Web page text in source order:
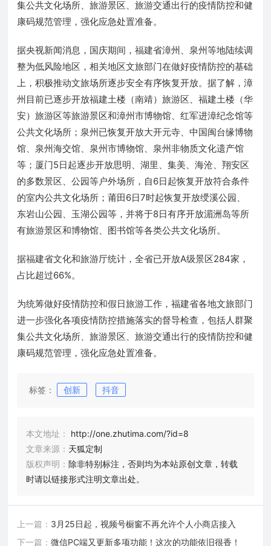
集公共文化场所、旅游景区、旅游交通出行的疫情防控和健
康码规范管理，强化应急处置准备。
据央视新闻消息，国庆期间，福建省漳州、泉州等地陆续调
整为低风险地区，相关地区文旅部门在做好疫情防控的基础
上，积极推动文旅场所逐步安全有序恢复开放。据了解，漳
州目前已逐步开放福建土楼（南靖）旅游区、福建土楼（华
安）旅游区等旅游景区和漳州市博物馆、红军进漳纪念馆等
公共文化场所；泉州已恢复开放大开元寺、中国闽台缘博物
馆、泉州海交馆、泉州市博物馆、泉州非物质文化遗产馆
等；厦门5日起逐步开放思明、湖里、集美、海沧、翔安区
的多数景区、公园等户外场所，自6日起恢复开放符合条件
的室内公共文化场所；莆田6日7时起恢复开放绶溪公园、
东岩山公园、玉湖公园等，并将于8日有序开放湄洲岛等所
有旅游景区和博物馆、图书馆等各类公共文化场所。
据福建省文化和旅游厅统计，全省已开放A级景区284家，
占比超过66%。
为统筹做好疫情防控和假日旅游工作，福建省各地文旅部门
进一步强化各项疫情防控措施落实的督导检查，包括人群聚
集公共文化场所、旅游景区、旅游交通出行的疫情防控和健
康码规范管理，强化应急处置准备。
标签： 创新 抖音
本文地址：
http://one.zhutima.com/?id=8
文章来源： 天狐定制
版权声明： 除非特别标注，否则均为本站原创文章，转载
时请以链接形式注明文章出处。
上一篇： 3月25日起，视频号橱窗不再允许个人小商店接入
下一篇： 微信PC端又更新多项功能！这次的功能依旧很香！